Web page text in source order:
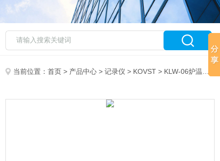
当前位置：首页 > 产品中心 >记录仪 > KOVST > KLW-06炉温测试仪KLW-06